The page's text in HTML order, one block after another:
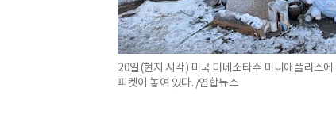
20일(현지 시각) 미국 미네소타주 미니애폴리스
피켓이 놓여 있다. /연합뉴스